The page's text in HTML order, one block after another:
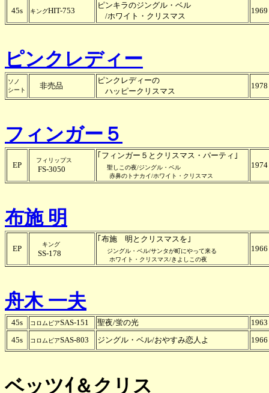
45s キングHIT-753
ピンキラのジングル・ベル
/ホワイト・クリスマス
1969
ピンクレディー
ソノ
シート
非売品
ピンクレディーの
ハッピークリスマス
1978
フィンガー５
EP
フィリップス
FS-3050
｢フィンガー５とクリスマス・パーティ｣
聖しこの夜/ジングル・ベル
赤鼻のトナカイ/ホワイト・クリスマス
1974
布施 明
EP キング
SS-178
｢布施 明とクリスマスを｣
ジングル・ベル/サンタが町にやって来る
ホワイト・クリスマス/きよしこの夜
1966
舟木 一夫
45s コロムビアSAS-151 聖夜/蛍の光
1963
45s
コロムビアSAS-803 ジングル・ベル/おやすみ恋人よ 1966
ベッツｲ＆クリス